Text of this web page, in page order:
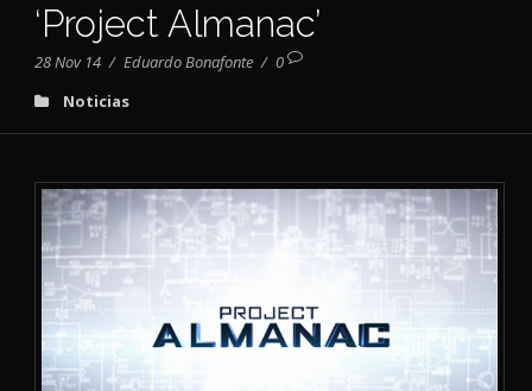
‘Project Almanac’
28 Nov 14 / Eduardo Bonafonte / 0
Noticias